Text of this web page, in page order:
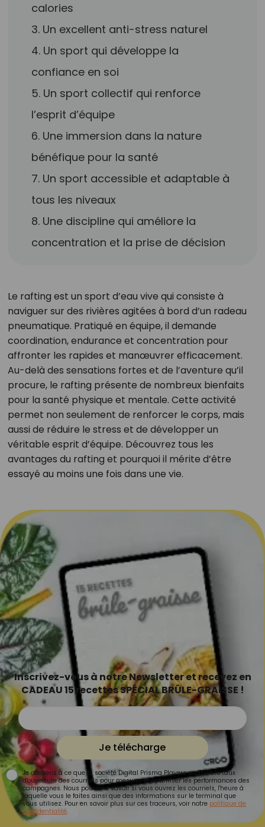
calories
3. Un excellent anti-stress naturel
4. Un sport qui développe la
confiance en soi
5. Un sport collectif qui renforce
l’esprit d’équipe
6. Une immersion dans la nature
bénéfique pour la santé
7. Un sport accessible et adaptable à
tous les niveaux
8. Une discipline qui améliore la
concentration et la prise de décision
Le rafting est un sport d’eau vive qui consiste à
naviguer sur des rivières agitées à bord d’un radeau
pneumatique. Pratiqué en équipe, il demande
coordination, endurance et concentration pour
affronter les rapides et manœuvrer efficacement.
Au-delà des sensations fortes et de l’aventure qu’il
procure, le rafting présente de nombreux bienfaits
pour la santé physique et mentale. Cette activité
permet non seulement de renforcer le corps, mais
aussi de réduire le stress et de développer un
véritable esprit d’équipe. Découvrez tous les
avantages du rafting et pourquoi il mérite d’être
essayé au moins une fois dans une vie.
Inscrivez-vous à notre Newsletter et recevez en
CADEAU 15 recettes SPÉCIAL BRÛLE-GRAISSE !
Je télécharge
Je consens à ce que la société Digital Prisma Players analyse le taux
d'ouverture des courriels pour mesurer et optimiser les performances des
campagnes. Nous pourrons savoir si vous ouvrez les courriels, l'heure à
laquelle vous le faites ainsi que des informations sur le terminal que
vous utilisez. Pour en savoir plus sur ces traceurs, voir notre politique de
confidentialité.